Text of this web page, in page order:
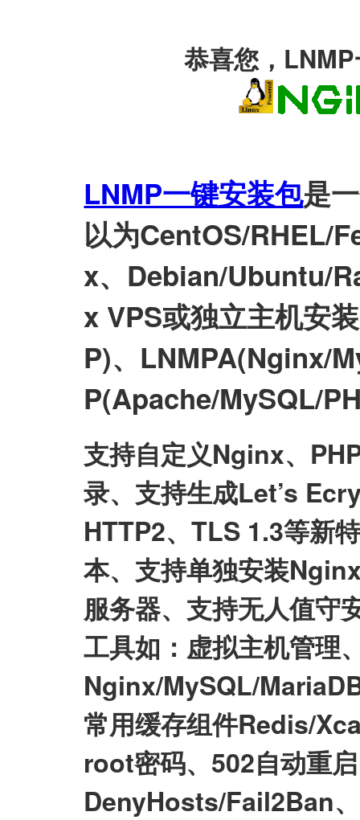
恭喜您，
LNMP一键安装包是
以为CentOS/RHEL/
x、Debian/Ubuntu/
x VPS或独立主机安
P)、LNMPA(Nginx/
P(Apache/MySQL/
支持自定义Nginx、
录、支持生成Let’s
HTTP2、TLS 1.3等新
本、支持单独安装
服务器、支持无人值守
工具如：虚拟主机管理
Nginx/MySQL/
常用缓存组件Redis/
root密码、502自动重
DenyHosts/Fail2Ban